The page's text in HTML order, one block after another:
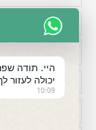
טיפול תרופתי
מפורסמים עם
היי. תודה
יכולה לעזור
10:09